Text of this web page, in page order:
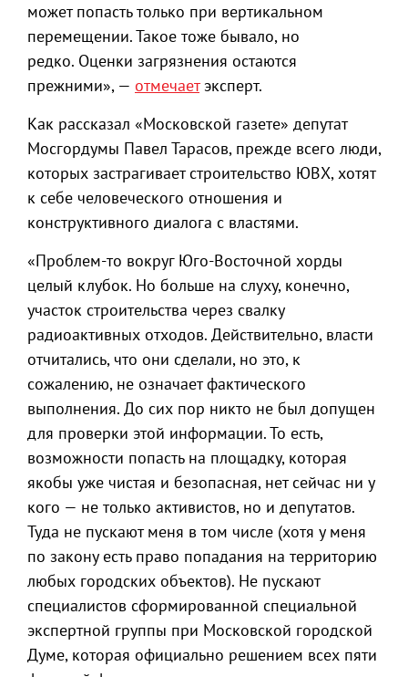
может попасть только при вертикальном
перемещении. Такое тоже бывало, но
редко. Оценки загрязнения остаются
прежними», — отмечаетэксперт.
Как рассказал «Московской газете» депутат
Мосгордумы Павел Тарасов, прежде всего люди,
которых застрагивает строительство ЮВХ, хотят
к себе человеческого отношения и
конструктивного диалога с властями.
«Проблем-то вокруг Юго-Восточной хорды
целый клубок. Но больше на слуху, конечно,
участок строительства через свалку
радиоактивных отходов. Действительно, власти
отчитались, что они сделали, но это, к
сожалению, не означает фактического
выполнения. До сих пор никто не был допущен
для проверки этой информации. То есть,
возможности попасть на площадку, которая
якобы уже чистая и безопасная, нет сейчас ни у
кого — не только активистов, но и депутатов.
Туда не пускают меня в том числе (хотя у меня
по закону есть право попадания на территорию
любых городских объектов). Не пускают
специалистов сформированной специальной
экспертной группы при Московской городской
Думе, которая официально решением всех пяти